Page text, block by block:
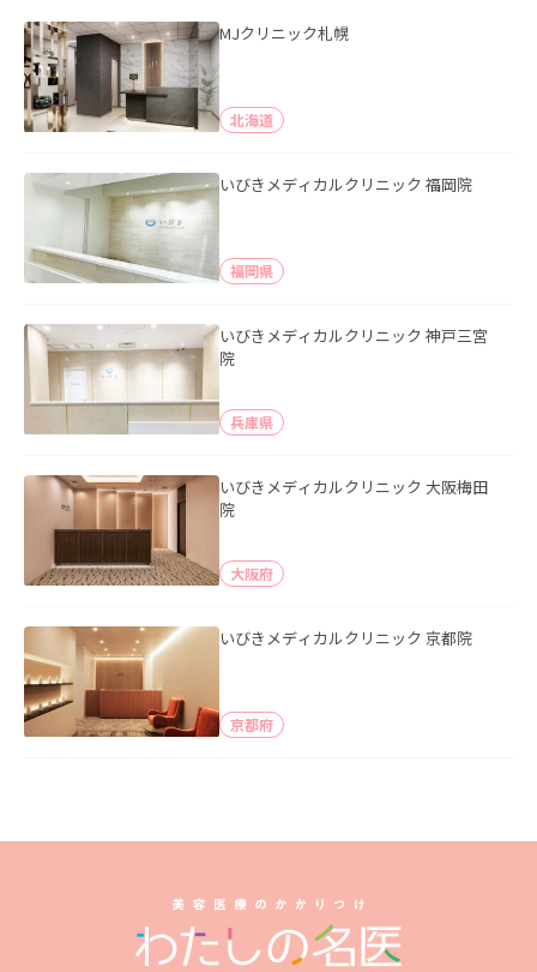
MJクリニック札幌
北海道
いびきメディカルクリニック 福岡院
福岡県
いびきメディカルクリニック 神戸三宮
院
兵庫県
いびきメディカルクリニック 大阪梅田
院
大阪府
いびきメディカルクリニック 京都院
京都府